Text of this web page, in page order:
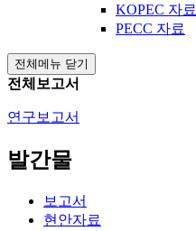
KOPEC 자료
PECC 자료
전체메뉴 닫기
전체보고서
연구보고서
발간물
보고서
현안자료